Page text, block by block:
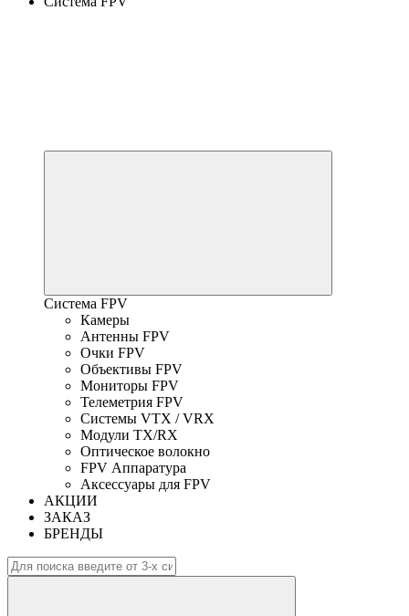
Система FPV
Камеры
Антенны FPV
Очки FPV
Объективы FPV
Мониторы FPV
Телеметрия FPV
Системы VTX / VRX
Модули TX/RX
Оптическое волокно
FPV Аппаратура
Аксессуары для FPV
АКЦИИ
ЗАКАЗ
БРЕНДЫ